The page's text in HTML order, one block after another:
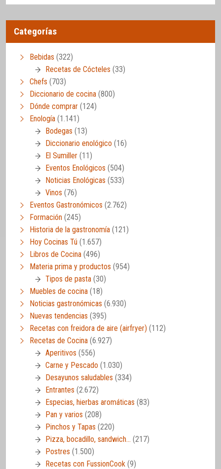
Categorías
Bebidas (322)
Recetas de Cócteles (33)
Chefs (703)
Diccionario de cocina (800)
Dónde comprar (124)
Enología (1.141)
Bodegas (13)
Diccionario enológico (16)
El Sumiller (11)
Eventos Enológicos (504)
Noticias Enológicas (533)
Vinos (76)
Eventos Gastronómicos (2.762)
Formación (245)
Historia de la gastronomía (121)
Hoy Cocinas Tú (1.657)
Libros de Cocina (496)
Materia prima y productos (954)
Tipos de pasta (30)
Muebles de cocina (18)
Noticias gastronómicas (6.930)
Nuevas tendencias (395)
Recetas con freidora de aire (airfryer) (112)
Recetas de Cocina (6.927)
Aperitivos (556)
Carne y Pescado (1.030)
Desayunos saludables (334)
Entrantes (2.672)
Especias, hierbas aromáticas (83)
Pan y varios (208)
Pinchos y Tapas (220)
Pizza, bocadillo, sandwich… (217)
Postres (1.500)
Recetas con FussionCook (9)